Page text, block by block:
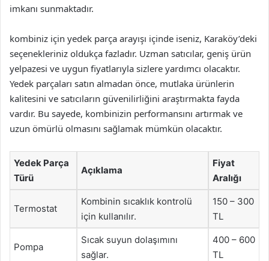
imkanı sunmaktadır.
kombiniz için yedek parça arayışı içinde iseniz, Karaköy’deki
seçenekleriniz oldukça fazladır. Uzman satıcılar, geniş ürün
yelpazesi ve uygun fiyatlarıyla sizlere yardımcı olacaktır.
Yedek parçaları satın almadan önce, mutlaka ürünlerin
kalitesini ve satıcıların güvenilirliğini araştırmakta fayda
vardır. Bu sayede, kombinizin performansını artırmak ve
uzun ömürlü olmasını sağlamak mümkün olacaktır.
Yedek Parça
Türü
Açıklama
Fiyat
Aralığı
Termostat
Kombinin sıcaklık kontrolü
için kullanılır.
150 – 300
TL
Pompa
Sıcak suyun dolaşımını
sağlar.
400 – 600
TL